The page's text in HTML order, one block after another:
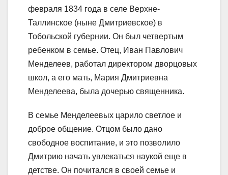
февраля 1834 года в селе Верхне-
Таллинское (ныне Дмитриевское) в
Тобольской губернии. Он был четвертым
ребенком в семье. Отец, Иван Павлович
Менделеев, работал директором дворцовых
школ, а его мать, Мария Дмитриевна
Менделеева, была дочерью священника.
В семье Менделеевых царило светлое и
доброе общение. Отцом было дано
свободное воспитание, и это позволило
Дмитрию начать увлекаться наукой еще в
детстве. Он почитался в своей семье и